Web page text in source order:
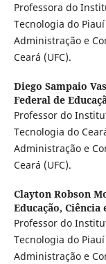
Professora do
Tecnologia do
Administração e
Ceará (UFC).
Diego Sampaio
Federal de
Professor do
Tecnologia do
Administração e
Ceará (UFC).
Clayton Robson
Educação,
Professor do
Tecnologia do
Administração e